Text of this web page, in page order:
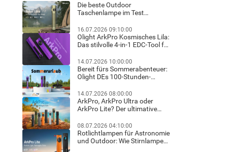
Die beste Outdoor
Taschenlampe im Test
sicheres Wandern im Dunkeln
16.07.2026 09:10:00
Olight ArkPro Kosmisches Lila:
Das stilvolle 4-in-1 EDC-Tool für
14.07.2026 10:00:00
Bereit fürs Sommerabenteuer:
Olight DEs 100-Stunden-
exklusiver Gratis-Geschenk-
Guide!
14.07.2026 08:00:00
ArkPro, ArkPro Ultra oder
ArkPro Lite? Der ultimative
& Heimwerker
08.07.2026 04:10:00
Rotlichtlampen für Astronomie
und Outdoor: Wie Stirnlampen